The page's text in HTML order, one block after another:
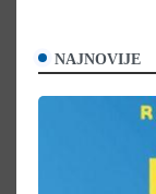
NAJNOVIJE